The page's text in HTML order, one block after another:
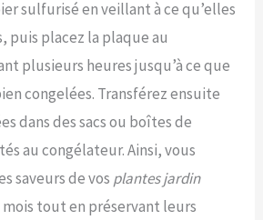
sulfurisé en veillant à ce qu’elles
puis placez la plaque au
plusieurs heures jusqu’à ce que
congelées. Transférez ensuite
dans des sacs ou boîtes de
au congélateur. Ainsi, vous
saveurs de vos plantes jardin
tout en préservant leurs